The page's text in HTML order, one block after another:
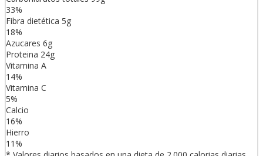
33%
Fibra dietética 5g
18%
Azucares 6g
Proteina 24g
Vitamina A
14%
Vitamina C
5%
Calcio
16%
Hierro
11%